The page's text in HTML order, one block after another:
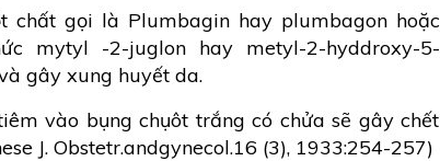
chất gọi là Plumbagin hay plumbagon hoặc
mytyl -2-juglon hay metyl-2-hyddroxy-5-
gây xung huyết da.
vào bụng chụôt trắng có chửa sẽ gây chết
J. Obstetr.andgynecol.16 (3), 1933:254-257)